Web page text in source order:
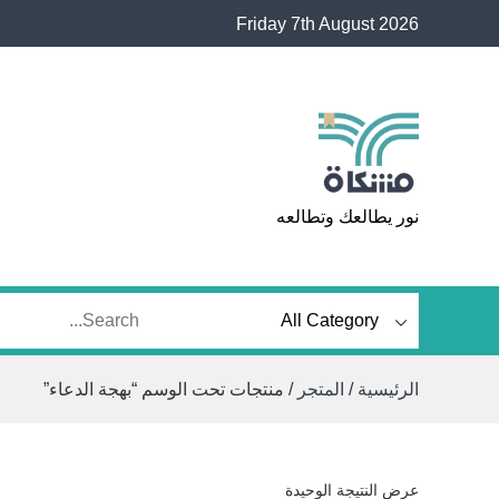
Friday 7th August 2026
مشكاة
نور يطالعك وتطالعه
الرئيسية / المتجر / منتجات تحت الوسم “بهجة الدعاء”
عرض النتيجة الوحيدة